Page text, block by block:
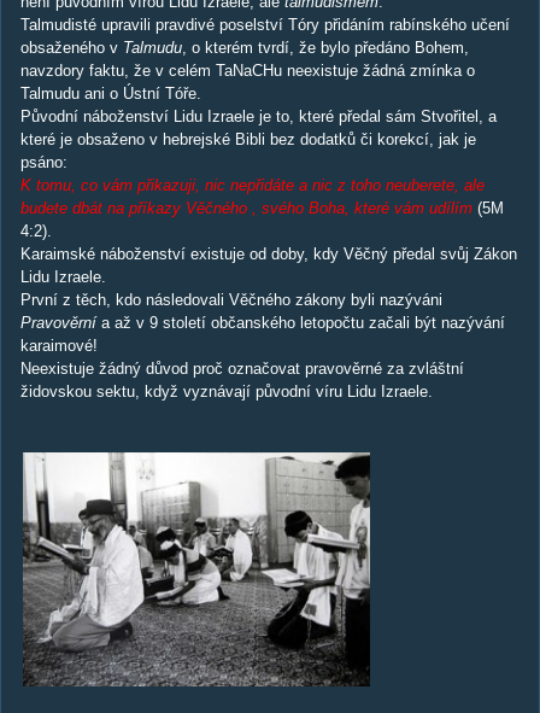
Talmudisté upravili pravdivé poselství Tóry přidáním rabínského učení
obsaženého v Talmudu, o kterém tvrdí, že bylo předáno Bohem,
navzdory faktu, že v celém TaNaCHu neexistuje žádná zmínka o
Talmudu ani o Ústní Tóře.
Původní náboženství Lidu Izraele je to, které předal sám Stvořitel, a
které je obsaženo v hebrejské Bibli bez dodatků či korekcí, jak je
psáno:
K tomu, co vám přikazuji, nic nepřidáte a nic z toho neuberete, ale
budete dbát na příkazy Věčného , svého Boha, které vám udílím (5M
4:2).
Karaimské náboženství existuje od doby, kdy Věčný předal svůj Zákon
Lidu Izraele.
První z těch, kdo následovali Věčného zákony byli nazýváni
Pravověrní a až v 9 století občanského letopočtu začali být nazývání
karaimové!
Neexistuje žádný důvod proč označovat pravověrné za zvláštní
židovskou sektu, když vyznávají původní víru Lidu Izraele.